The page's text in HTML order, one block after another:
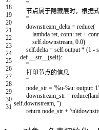
18
19
20
21
22
23
24
25
26
27
28
29
30
31
'''
节点属于隐藏层时，根据式
'''
downstream_delta = reduce(
lambda ret conn: ret +
self downstream 0.0)
self delta = self output * (1 -
def
__str__ (self):
'''
打印节点的信息
'''
node_str = '%u-%u: output: 1'
downstream_str = reduce(
self downstream '')
return node_str +